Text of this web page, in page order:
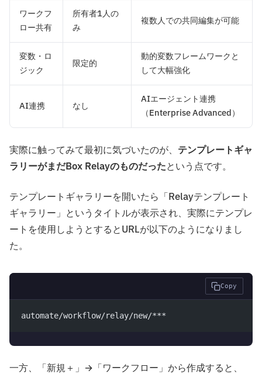
ワークフ
ロー共有
所有者1人の
み
複数人での共同編集が可能
変数・ロ
ジック
限定的
動的変数フレームワークと
して大幅強化
AI連携 なし
AIエージェント連携
（Enterprise Advanced）
実際に触ってみて最初に気づいたのが、 テンプレートギャ
ラリーがまだBox Relayのものだったという点です。
テンプレートギャラリーを開いたら「Relayテンプレート
ギャラリー」というタイトルが表示され、実際にテンプレ
ートを使用しようとするとURLが以下のようになりまし
た。
Copy
automate/workflow/relay/new/***
一方、「新規＋」→「ワークフロー」から作成すると、